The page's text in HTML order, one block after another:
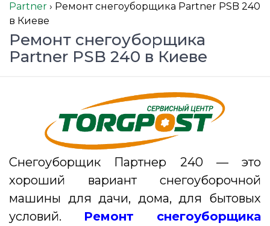
Partner › Ремонт снегоуборщика Partner PSB 240
в Киеве
Ремонт снегоуборщика
Partner PSB 240 в Киеве
Снегоуборщик Партнер 240 — это
хороший вариант снегоуборочной
машины для дачи, дома, для бытовых
условий.
Ремонт снегоуборщика